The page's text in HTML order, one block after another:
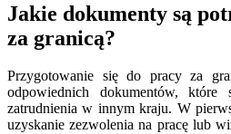
Jakie dokumenty są
za granicą?
Przygotowanie się do pracy za
odpowiednich dokumentów, które
zatrudnienia w innym kraju. W
uzyskanie zezwolenia na pracę lub